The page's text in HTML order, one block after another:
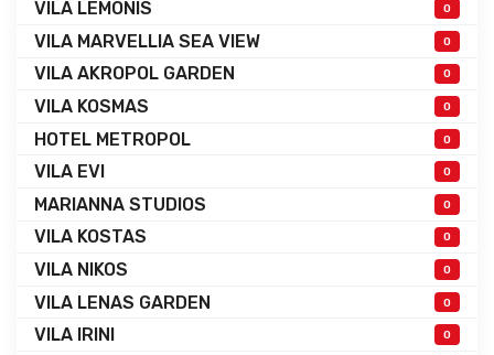
VILA LEMONIS 0
VILA MARVELLIA SEA VIEW 0
VILA AKROPOL GARDEN 0
VILA KOSMAS 0
HOTEL METROPOL 0
VILA EVI 0
MARIANNA STUDIOS 0
VILA KOSTAS 0
VILA NIKOS 0
VILA LENAS GARDEN 0
VILA IRINI 0